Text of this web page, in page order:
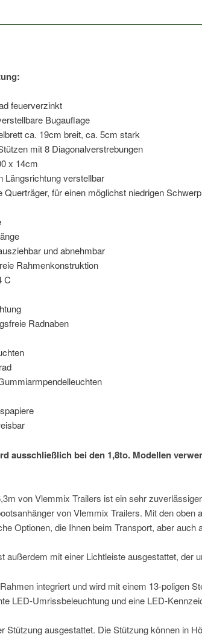
feuerverzinkt
Bugauflage
ca. 19cm breit, ca. 5cm stark
mit 8 Diagonalverstrebungen
x 14cm
Längsrichtung verstellbar
Querträger, für einen möglichst niedrigen
und abnehmbar
Rahmenkonstruktion
C
Radnaben
ausschließlich bei den 1,8to. Modellen
von Vlemmix Trailers ist ein sehr
von Vlemmix Trailers. Mit den
Optionen, die Ihnen beim Transport, aber auch
außerdem mit einer Lichtleiste ausgestattet, der
integriert und wird mit einem 13-poligen
LED-Umrissbeleuchtung und eine LED-
Stützung ausgestattet. Die Stützung können in